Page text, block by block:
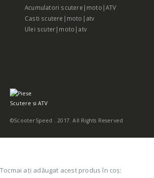
Acumulatori scutere|moto|ATV
Casti scutere|moto|atv
Ulei scuter|moto|atv
©ScooterSpeed . 2017. All Rights Reserved
Tocmai ați adăugat acest produs în coș: